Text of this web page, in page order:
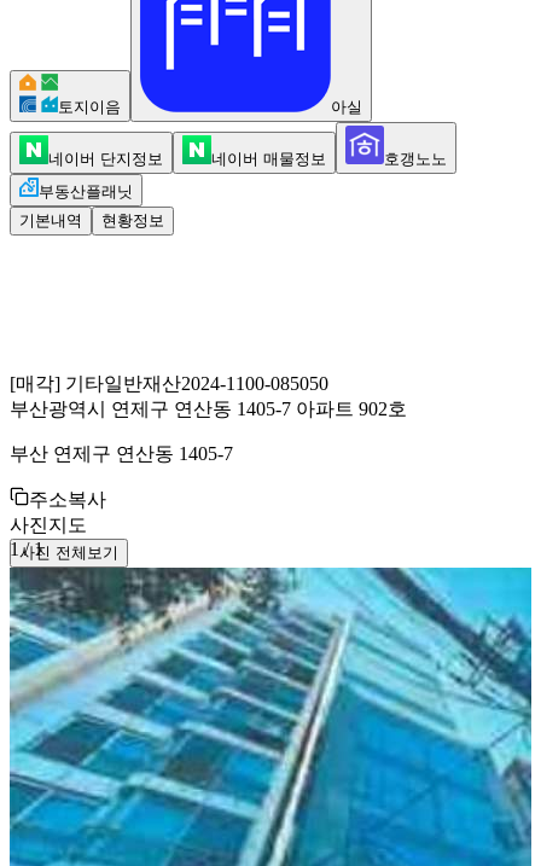
토지이음 아실
네이버 단지정보 네이버 매물정보
호갱노노
부동산플래닛
기본내역
현황정보
[매각] 기타일반재산2024-1100-085050
부산광역시 연제구 연산동 1405-7 아파트 902호
부산 연제구 연산동 1405-7
주소복사
사진지도
1 /1
사진 전체보기